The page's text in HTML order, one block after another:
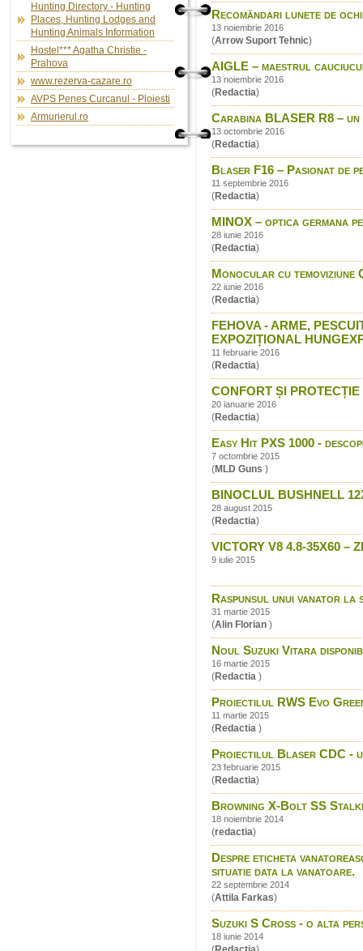
Hunting Directory - Hunting
Places, Hunting Lodges and
Hunting Animals Information
Hostel*** Agatha Christie -
Prahova
www.rezerva-cazare.ro
AVPS Penes Curcanul - Ploiesti
Armurierul.ro
Recomăndari lunete de
13 noiembrie 2016
(Arrow Suport Tehnic)
AIGLE – maestrul
13 noiembrie 2016
(Redactia)
Carabina BLASER R8 –
13 octombrie 2016
(Redactia)
Blaser F16 – Pasionat de
11 septembrie 2016
(Redactia)
MINOX – optica germana
28 iunie 2016
(Redactia)
Monocular cu temoviziune
22 iunie 2016
(Redactia)
FEHOVA - ARME,
EXPOZIȚIONAL
11 februarie 2016
(Redactia)
CONFORT ȘI
20 ianuarie 2016
(Redactia)
Easy Hit PXS 1000 -
7 octombrie 2015
(MLD Guns )
BINOCLUL BUSHNELL
28 august 2015
(Redactia)
VICTORY V8 4.8-35X60 –
9 iulie 2015
Raspunsul unui vanator la
31 martie 2015
(Alin Florian )
Noul Suzuki Vitara
16 martie 2015
(Redactia )
Proiectilul RWS Evo
11 martie 2015
(Redactia )
Proiectilul Blaser CDC -
23 februarie 2015
(Redactia)
Browning X-Bolt SS
18 noiembrie 2014
(redactia)
Despre eticheta
situatie data la vanatoare.
22 septembrie 2014
(Attila Farkas)
Suzuki S Cross - o alta
18 iunie 2014